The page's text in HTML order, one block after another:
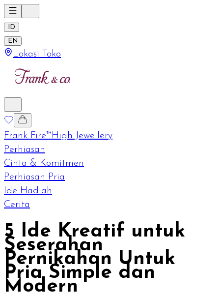
ID
EN
Lokasi Toko
Frank Fire™High Jewellery
Perhiasan
Cinta & Komitmen
Perhiasan Pria
Ide Hadiah
Cerita
5 Ide Kreatif untuk
Seserahan
Pernikahan Untuk
Pria Simple dan
Modern